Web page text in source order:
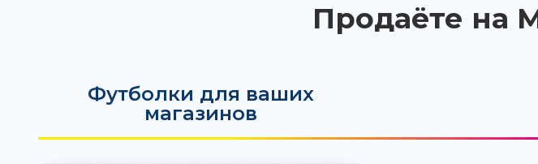
Продаёте на
Футболки для ваших
магазинов